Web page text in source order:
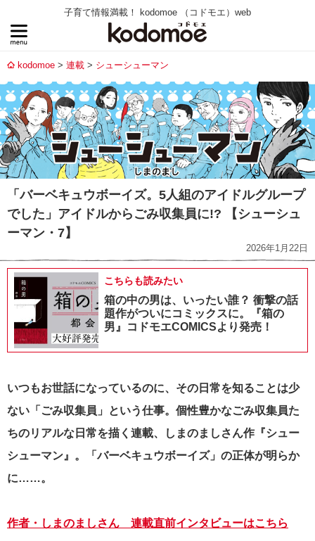
子育て情報満載！ kodomoe （コドモエ）web
kodomoe 連載 シューシューマン
「バーベキュウボーイズ。5人組のアイドルグループ
でした」アイドルからごみ収集員に!? 【シューシュ
ーマン・7】
2026年1月22日
こちらも読みたい
箱の中の男は、いったい誰？ 衝撃の話
題作がついにコミックスに。『箱の
男』コドモエCOMICSより発売！
いつもお世話になっているのに、その日常を知ることは少
ない「ごみ収集員」という仕事。個性豊かなごみ収集員た
ちのリアルな日常を描く連載、しまのましさん作『シュー
シューマン』。「バーベキュウボーイズ」の正体が明らか
に……。
作者・しまのましさん 連載直前インタビューはこちら